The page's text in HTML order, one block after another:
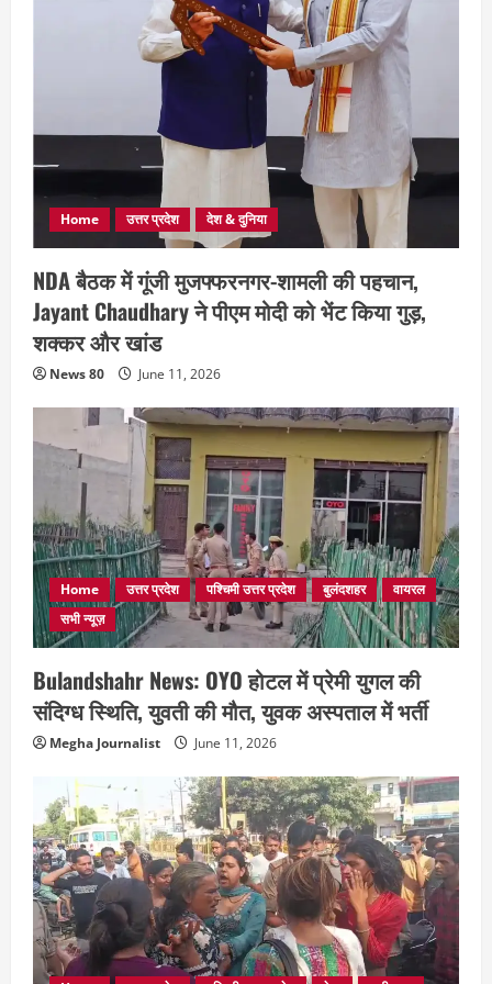
Home उत्तर प्रदेश देश & दुनिया
NDA बैठक में गूंजी मुजफ्फरनगर-शामली की पहचान,
Jayant Chaudhary ने पीएम मोदी को भेंट किया गुड़,
शक्कर और खांड
News 80 June 11, 2026
Home उत्तर प्रदेश पश्चिमी उत्तर प्रदेश बुलंदशहर
वायरल
सभी न्यूज़
Bulandshahr News: OYO होटल में प्रेमी युगल की
संदिग्ध स्थिति, युवती की मौत, युवक अस्पताल में भर्ती
Megha Journalist June 11, 2026